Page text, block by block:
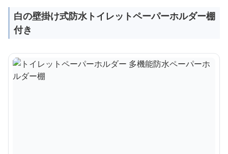
白の壁掛け式防水トイレットペーパーホルダー棚
付き